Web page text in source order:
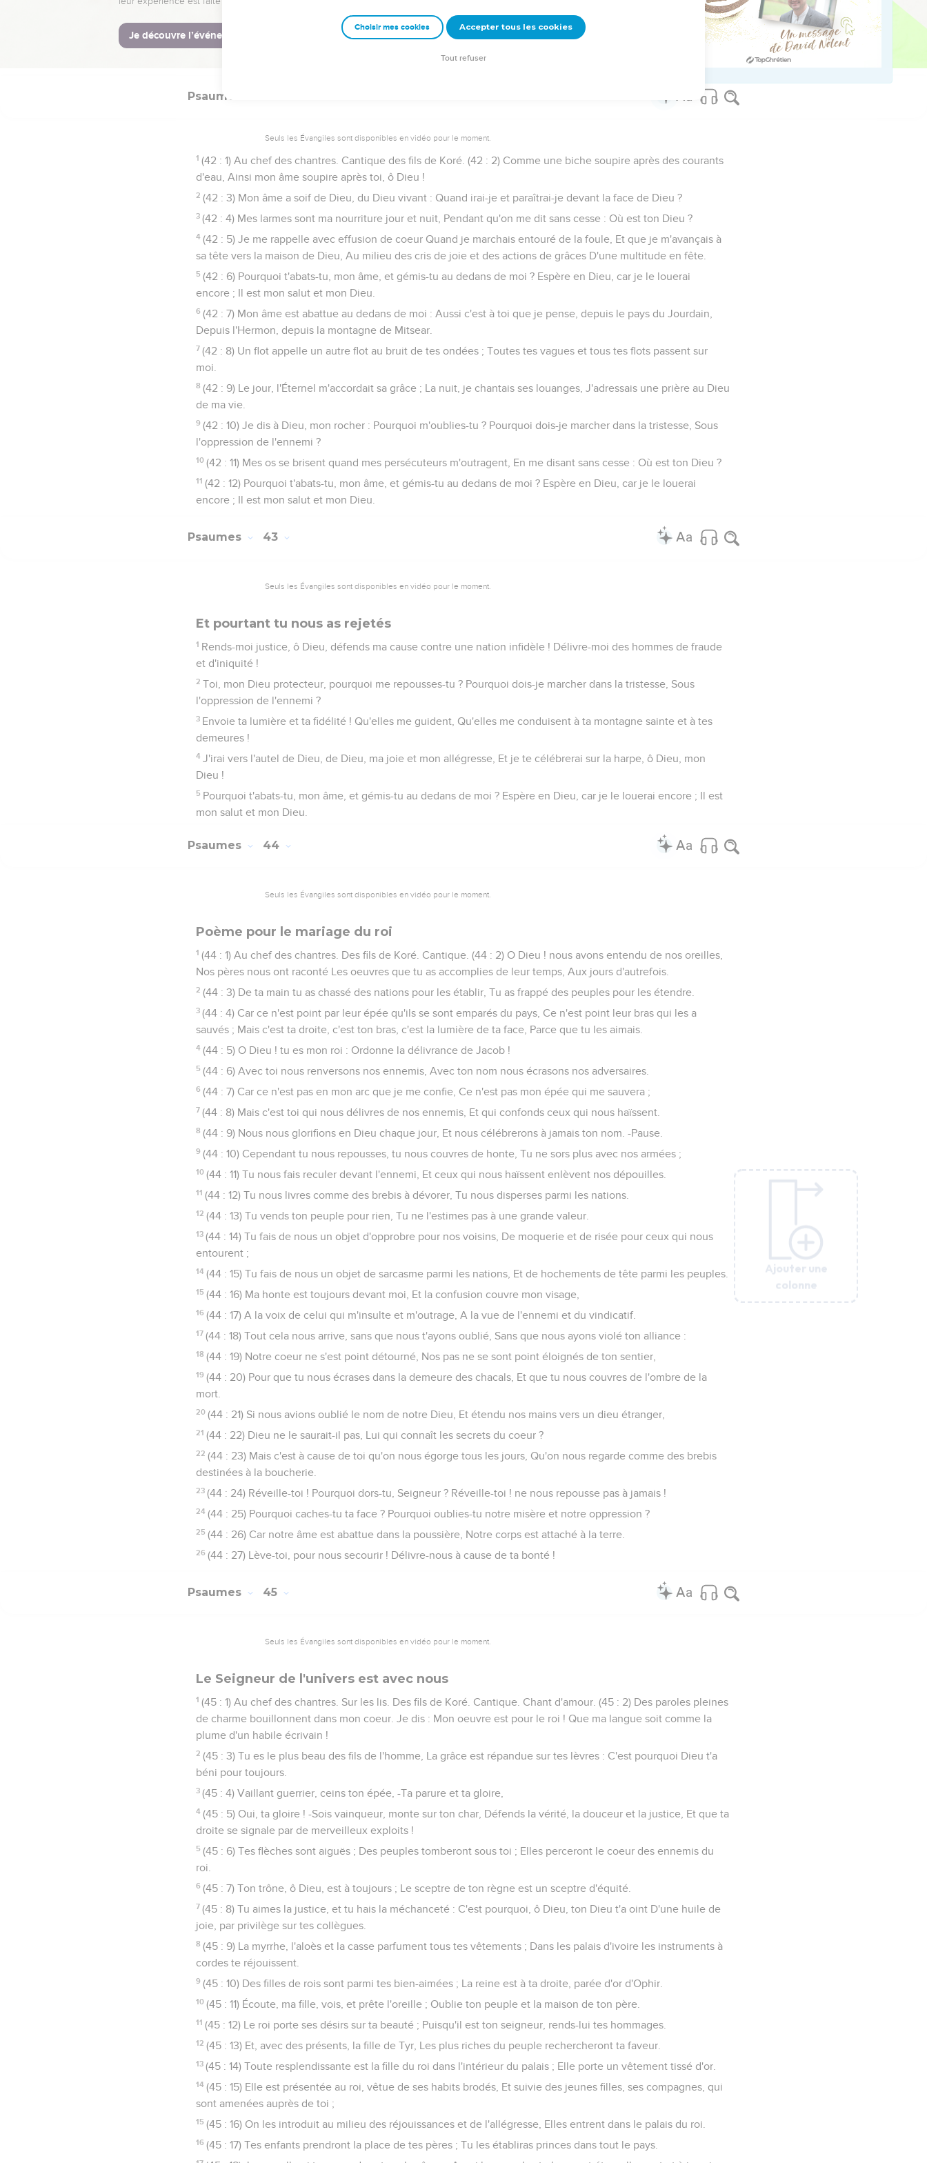
(41 : 13) Tu m'as soutenu à cause de mon intégrité, Et tu m'as placé pour toujours en ta présence.
13 (41 : 14) Béni soit l'Éternel, le Dieu d'Israël, d'éternité en éternité ! Amen ! Amen !
Ajouter une
colonne
Psaumes
Seuls les Évangiles sont disponibles en vidéo pour le moment.
1 (42 : 1) Au chef des chantres. Cantique des fils de Koré. (42 : 2) Comme une biche soupire après des courants
d'eau, Ainsi mon âme soupire après toi, ô Dieu !
2 (42 : 3) Mon âme a soif de Dieu, du Dieu vivant : Quand irai-je et paraîtrai-je devant la face de Dieu ?
3 (42 : 4) Mes larmes sont ma nourriture jour et nuit, Pendant qu'on me dit sans cesse : Où est ton Dieu ?
4 (42 : 5) Je me rappelle avec effusion de coeur Quand je marchais entouré de la foule, Et que je m'avançais à
sa tête vers la maison de Dieu, Au milieu des cris de joie et des actions de grâces D'une multitude en fête.
5 (42 : 6) Pourquoi t'abats-tu, mon âme, et gémis-tu au dedans de moi ? Espère en Dieu, car je le louerai
encore ; Il est mon salut et mon Dieu.
6 (42 : 7) Mon âme est abattue au dedans de moi : Aussi c'est à toi que je pense, depuis le pays du Jourdain,
Depuis l'Hermon, depuis la montagne de Mitsear.
7 (42 : 8) Un flot appelle un autre flot au bruit de tes ondées ; Toutes tes vagues et tous tes flots passent sur
moi.
8 (42 : 9) Le jour, l'Éternel m'accordait sa grâce ; La nuit, je chantais ses louanges, J'adressais une prière au Dieu
de ma vie.
9 (42 : 10) Je dis à Dieu, mon rocher : Pourquoi m'oublies-tu ? Pourquoi dois-je marcher dans la tristesse, Sous
l'oppression de l'ennemi ?
10 (42 : 11) Mes os se brisent quand mes persécuteurs m'outragent, En me disant sans cesse : Où est ton Dieu ?
11 (42 : 12) Pourquoi t'abats-tu, mon âme, et gémis-tu au dedans de moi ? Espère en Dieu, car je le louerai
encore ; Il est mon salut et mon Dieu.
Ajouter une
colonne
Psaumes 43
Seuls les Évangiles sont disponibles en vidéo pour le moment.
Et pourtant tu nous as rejetés
1 Rends-moi justice, ô Dieu, défends ma cause contre une nation infidèle ! Délivre-moi des hommes de fraude
et d'iniquité !
2 Toi, mon Dieu protecteur, pourquoi me repousses-tu ? Pourquoi dois-je marcher dans la tristesse, Sous
l'oppression de l'ennemi ?
3 Envoie ta lumière et ta fidélité ! Qu'elles me guident, Qu'elles me conduisent à ta montagne sainte et à tes
demeures !
4 J'irai vers l'autel de Dieu, de Dieu, ma joie et mon allégresse, Et je te célébrerai sur la harpe, ô Dieu, mon
Dieu !
5 Pourquoi t'abats-tu, mon âme, et gémis-tu au dedans de moi ? Espère en Dieu, car je le louerai encore ; Il est
mon salut et mon Dieu.
Ajouter une
colonne
Psaumes 44
Seuls les Évangiles sont disponibles en vidéo pour le moment.
Poème pour le mariage du roi
1 (44 : 1) Au chef des chantres. Des fils de Koré. Cantique. (44 : 2) O Dieu ! nous avons entendu de nos oreilles,
Nos pères nous ont raconté Les oeuvres que tu as accomplies de leur temps, Aux jours d'autrefois.
2 (44 : 3) De ta main tu as chassé des nations pour les établir, Tu as frappé des peuples pour les étendre.
3 (44 : 4) Car ce n'est point par leur épée qu'ils se sont emparés du pays, Ce n'est point leur bras qui les a
sauvés ; Mais c'est ta droite, c'est ton bras, c'est la lumière de ta face, Parce que tu les aimais.
4 (44 : 5) O Dieu ! tu es mon roi : Ordonne la délivrance de Jacob !
5 (44 : 6) Avec toi nous renversons nos ennemis, Avec ton nom nous écrasons nos adversaires.
6 (44 : 7) Car ce n'est pas en mon arc que je me confie, Ce n'est pas mon épée qui me sauvera ;
7 (44 : 8) Mais c'est toi qui nous délivres de nos ennemis, Et qui confonds ceux qui nous haïssent.
8 (44 : 9) Nous nous glorifions en Dieu chaque jour, Et nous célébrerons à jamais ton nom. -Pause.
9 (44 : 10) Cependant tu nous repousses, tu nous couvres de honte, Tu ne sors plus avec nos armées ;
10 (44 : 11) Tu nous fais reculer devant l'ennemi, Et ceux qui nous haïssent enlèvent nos dépouilles.
11 (44 : 12) Tu nous livres comme des brebis à dévorer, Tu nous disperses parmi les nations.
12 (44 : 13) Tu vends ton peuple pour rien, Tu ne l'estimes pas à une grande valeur.
13 (44 : 14) Tu fais de nous un objet d'opprobre pour nos voisins, De moquerie et de risée pour ceux qui nous
entourent ;
14 (44 : 15) Tu fais de nous un objet de sarcasme parmi les nations, Et de hochements de tête parmi les peuples.
15 (44 : 16) Ma honte est toujours devant moi, Et la confusion couvre mon visage,
16 (44 : 17) A la voix de celui qui m'insulte et m'outrage, A la vue de l'ennemi et du vindicatif.
17 (44 : 18) Tout cela nous arrive, sans que nous t'ayons oublié, Sans que nous ayons violé ton alliance :
18 (44 : 19) Notre coeur ne s'est point détourné, Nos pas ne se sont point éloignés de ton sentier,
19 (44 : 20) Pour que tu nous écrases dans la demeure des chacals, Et que tu nous couvres de l'ombre de la
mort.
20 (44 : 21) Si nous avions oublié le nom de notre Dieu, Et étendu nos mains vers un dieu étranger,
21 (44 : 22) Dieu ne le saurait-il pas, Lui qui connaît les secrets du coeur ?
22 (44 : 23) Mais c'est à cause de toi qu'on nous égorge tous les jours, Qu'on nous regarde comme des brebis
destinées à la boucherie.
23 (44 : 24) Réveille-toi ! Pourquoi dors-tu, Seigneur ? Réveille-toi ! ne nous repousse pas à jamais !
24 (44 : 25) Pourquoi caches-tu ta face ? Pourquoi oublies-tu notre misère et notre oppression ?
25 (44 : 26) Car notre âme est abattue dans la poussière, Notre corps est attaché à la terre.
26 (44 : 27) Lève-toi, pour nous secourir ! Délivre-nous à cause de ta bonté !
Ajouter une
colonne
Psaumes 45
Seuls les Évangiles sont disponibles en vidéo pour le moment.
Le Seigneur de l'univers est avec nous
1 (45 : 1) Au chef des chantres. Sur les lis. Des fils de Koré. Cantique. Chant d'amour. (45 : 2) Des paroles pleines
de charme bouillonnent dans mon coeur. Je dis : Mon oeuvre est pour le roi ! Que ma langue soit comme la
plume d'un habile écrivain !
2 (45 : 3) Tu es le plus beau des fils de l'homme, La grâce est répandue sur tes lèvres : C'est pourquoi Dieu t'a
béni pour toujours.
3 (45 : 4) Vaillant guerrier, ceins ton épée, -Ta parure et ta gloire,
4 (45 : 5) Oui, ta gloire ! -Sois vainqueur, monte sur ton char, Défends la vérité, la douceur et la justice, Et que ta
droite se signale par de merveilleux exploits !
5 (45 : 6) Tes flèches sont aiguës ; Des peuples tomberont sous toi ; Elles perceront le coeur des ennemis du
roi.
6 (45 : 7) Ton trône, ô Dieu, est à toujours ; Le sceptre de ton règne est un sceptre d'équité.
7 (45 : 8) Tu aimes la justice, et tu hais la méchanceté : C'est pourquoi, ô Dieu, ton Dieu t'a oint D'une huile de
joie, par privilège sur tes collègues.
8 (45 : 9) La myrrhe, l'aloès et la casse parfument tous tes vêtements ; Dans les palais d'ivoire les instruments à
cordes te réjouissent.
9 (45 : 10) Des filles de rois sont parmi tes bien-aimées ; La reine est à ta droite, parée d'or d'Ophir.
10 (45 : 11) Écoute, ma fille, vois, et prête l'oreille ; Oublie ton peuple et la maison de ton père.
11 (45 : 12) Le roi porte ses désirs sur ta beauté ; Puisqu'il est ton seigneur, rends-lui tes hommages.
12 (45 : 13) Et, avec des présents, la fille de Tyr, Les plus riches du peuple rechercheront ta faveur.
13 (45 : 14) Toute resplendissante est la fille du roi dans l'intérieur du palais ; Elle porte un vêtement tissé d'or.
14 (45 : 15) Elle est présentée au roi, vêtue de ses habits brodés, Et suivie des jeunes filles, ses compagnes, qui
sont amenées auprès de toi ;
15 (45 : 16) On les introduit au milieu des réjouissances et de l'allégresse, Elles entrent dans le palais du roi.
16 (45 : 17) Tes enfants prendront la place de tes pères ; Tu les établiras princes dans tout le pays.
Ajouter une
colonne
Ajouter une
colonne
Ajouter une
colonne
Ajouter une
colonne
Ajouter une
colonne
Choisir mes cookies Accepter tous les cookies
Tout refuser